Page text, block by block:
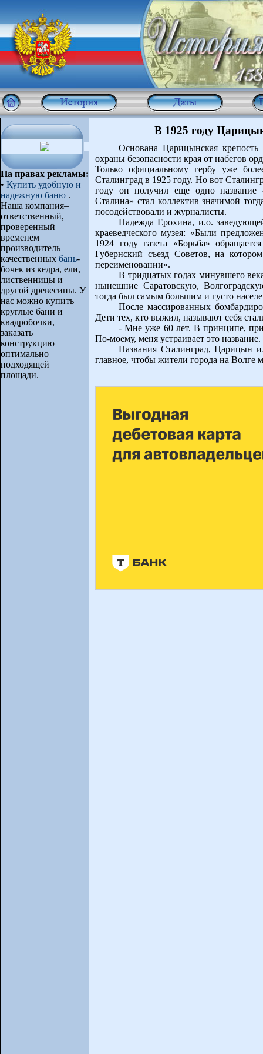
На правах рекламы:
• Купить удобную и
надежную баню .
Наша компания–
ответственный,
проверенный
временем
производитель
качественных бань-
бочек из кедра, ели,
лиственницы и
другой древесины. У
нас можно купить
круглые бани и
квадробочки,
заказать
конструкцию
оптимально
подходящей
площади.
В 1925 году
Основана Царицынская
охраны безопасности края от набегов
Только официальному гербу уже
Сталинград в 1925 году. Но вот
году он получил еще одно название
Сталина» стал коллектив значимой
посодействовали и журналисты.
Надежда Ерохина, и.о.
краеведческого музея: «Были
1924 году газета «Борьба»
Губернский съезд Советов, на
переименовании».
В тридцатых годах минувшего
нынешние Саратовскую,
тогда был самым большим и густо
После массированных
Дети тех, кто выжил, называют себя
- Мне уже 60 лет. В принципе,
По-моему, меня устраивает это
Названия Сталинград, Царицын
главное, чтобы жители города на Волге